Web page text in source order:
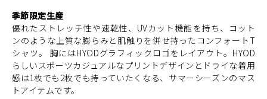
季節限定生産
優れたストレッチ性や速乾性、UVカット機能を持ち、コット
ンのような上質な膨らみと肌触りを併せ持ったコンフォートT
シャツ。 胸にはHYODグラフィックロゴをレイアウト。HYOD
らしいスポーツカジュアルなプリントデザインとドライな着用
感は1枚でも2枚でも持っていたくなる、サマーシーズンのマス
トアイテムです。